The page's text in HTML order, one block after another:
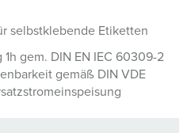
selbstklebende Etiketten
gem. DIN EN IEC 60309-2
gemäß DIN VDE